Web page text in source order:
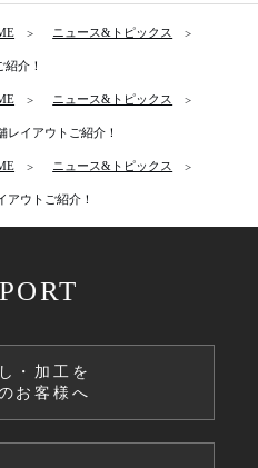
ニュース&トピックス
介！
ニュース&トピックス
レイアウトご紹介！
ニュース&トピックス
アウトご紹介！
・加工を
お客様へ